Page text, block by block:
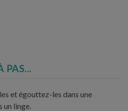
PAS...
et égouttez-les dans une
un linge.